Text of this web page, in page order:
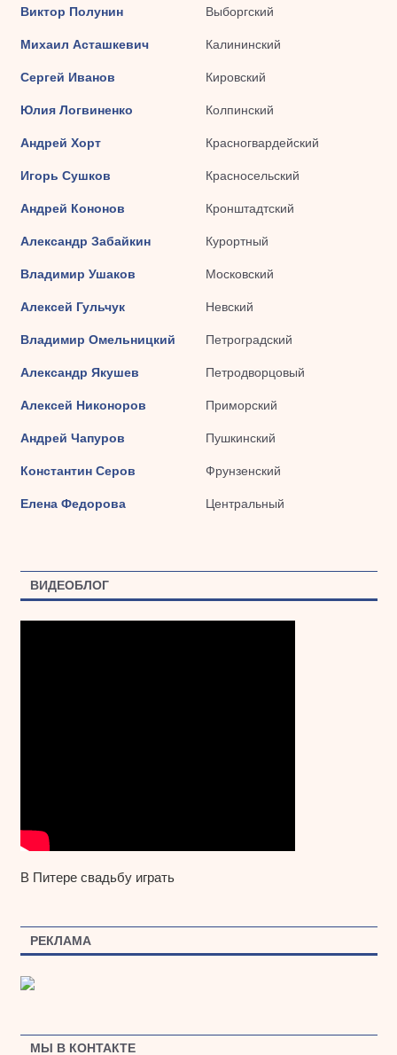
Виктор Полунин Выборгский
Михаил Асташкевич Калининский
Сергей Иванов Кировский
Юлия Логвиненко Колпинский
Андрей Хорт Красногвардейский
Игорь Сушков Красносельский
Андрей Кононов Кронштадтский
Александр Забайкин Курортный
Владимир Ушаков Московский
Алексей Гульчук Невский
Владимир Омельницкий Петроградский
Александр Якушев Петродворцовый
Алексей Никоноров Приморский
Андрей Чапуров Пушкинский
Константин Серов Фрунзенский
Елена Федорова Центральный
ВИДЕОБЛОГ
В Питере свадьбу играть
РЕКЛАМА
МЫ В КОНТАКТЕ